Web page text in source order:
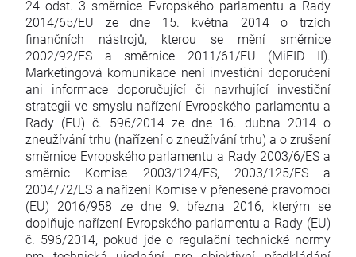
24 odst. 3 směrnice Evropského parlamentu a Rady
2014/65/EU ze dne 15. května 2014 o trzích
finančních nástrojů, kterou se mění směrnice
2002/92/ES a směrnice 2011/61/EU (MiFID II).
Marketingová komunikace není investiční doporučení
ani informace doporučující či navrhující investiční
strategii ve smyslu nařízení Evropského parlamentu a
Rady (EU) č. 596/2014 ze dne 16. dubna 2014 o
zneužívání trhu (nařízení o zneužívání trhu) a o zrušení
směrnice Evropského parlamentu a Rady 2003/6/ES a
směrnic Komise 2003/124/ES, 2003/125/ES a
2004/72/ES a nařízení Komise v přenesené pravomoci
(EU) 2016/958 ze dne 9. března 2016, kterým se
doplňuje nařízení Evropského parlamentu a Rady (EU)
č. 596/2014, pokud jde o regulační technické normy